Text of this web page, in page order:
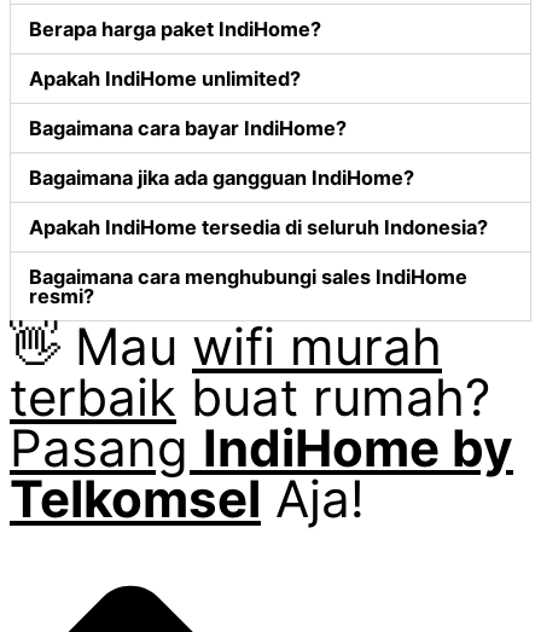
Berapa harga paket IndiHome?
Apakah IndiHome unlimited?
Bagaimana cara bayar IndiHome?
Bagaimana jika ada gangguan IndiHome?
Apakah IndiHome tersedia di seluruh Indonesia?
Bagaimana cara menghubungi sales IndiHome
resmi?
👋 Mau wifi murah
terbaik buat rumah?
Pasang IndiHome by
Telkomsel Aja!